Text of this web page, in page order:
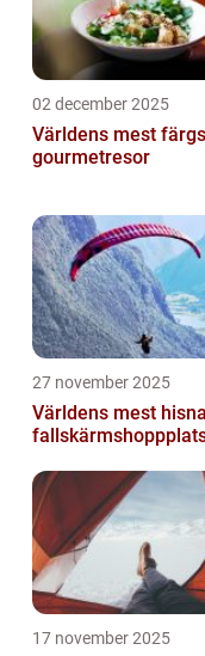
02 december 2025
Världens mest
gourmetresor
27 november 2025
Världens mest
17 november 2025